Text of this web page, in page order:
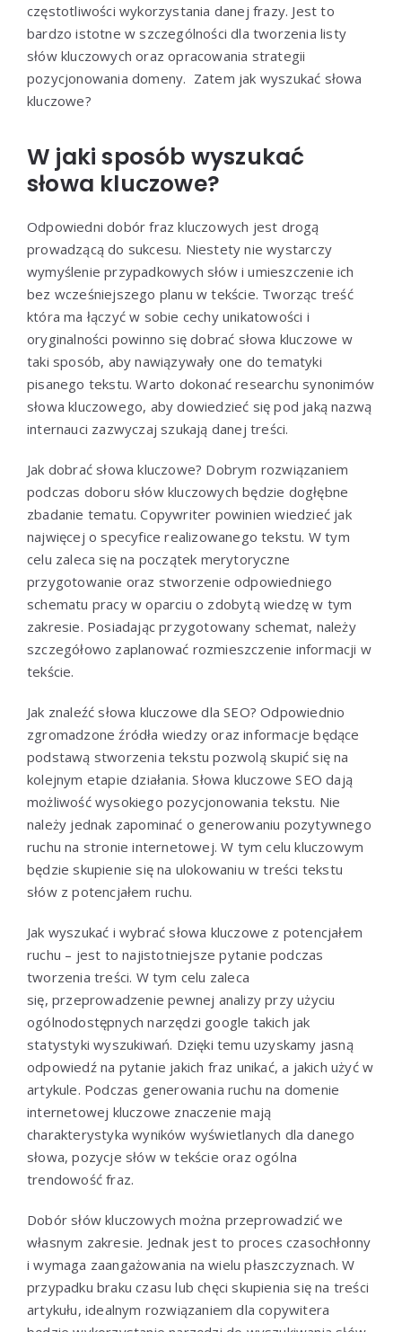
częstotliwości wykorzystania danej frazy. Jest to
bardzo istotne w szczególności dla tworzenia listy
słów kluczowych oraz opracowania strategii
pozycjonowania domeny. Zatem jak wyszukać słowa
kluczowe?
W jaki sposób wyszukać
słowa kluczowe?
Odpowiedni dobór fraz kluczowych jest drogą
prowadzącą do sukcesu. Niestety nie wystarczy
wymyślenie przypadkowych słów i umieszczenie ich
bez wcześniejszego planu w tekście. Tworząc treść
która ma łączyć w sobie cechy unikatowości i
oryginalności powinno się dobrać słowa kluczowe w
taki sposób, aby nawiązywały one do tematyki
pisanego tekstu. Warto dokonać researchu synonimów
słowa kluczowego, aby dowiedzieć się pod jaką nazwą
internauci zazwyczaj szukają danej treści.
Jak dobrać słowa kluczowe? Dobrym rozwiązaniem
podczas doboru słów kluczowych będzie dogłębne
zbadanie tematu. Copywriter powinien wiedzieć jak
najwięcej o specyfice realizowanego tekstu. W tym
celu zaleca się na początek merytoryczne
przygotowanie oraz stworzenie odpowiedniego
schematu pracy w oparciu o zdobytą wiedzę w tym
zakresie. Posiadając przygotowany schemat, należy
szczegółowo zaplanować rozmieszczenie informacji w
tekście.
Jak znaleźć słowa kluczowe dla SEO? Odpowiednio
zgromadzone źródła wiedzy oraz informacje będące
podstawą stworzenia tekstu pozwolą skupić się na
kolejnym etapie działania. Słowa kluczowe SEO dają
możliwość wysokiego pozycjonowania tekstu. Nie
należy jednak zapominać o generowaniu pozytywnego
ruchu na stronie internetowej. W tym celu kluczowym
będzie skupienie się na ulokowaniu w treści tekstu
słów z potencjałem ruchu.
Jak wyszukać i wybrać słowa kluczowe z potencjałem
ruchu – jest to najistotniejsze pytanie podczas
tworzenia treści. W tym celu zaleca
się, przeprowadzenie pewnej analizy przy użyciu
ogólnodostępnych narzędzi google takich jak
statystyki wyszukiwań. Dzięki temu uzyskamy jasną
odpowiedź na pytanie jakich fraz unikać, a jakich użyć w
artykule. Podczas generowania ruchu na domenie
internetowej kluczowe znaczenie mają
charakterystyka wyników wyświetlanych dla danego
słowa, pozycje słów w tekście oraz ogólna
trendowość fraz.
Dobór słów kluczowych można przeprowadzić we
własnym zakresie. Jednak jest to proces czasochłonny
i wymaga zaangażowania na wielu płaszczyznach. W
przypadku braku czasu lub chęci skupienia się na treści
artykułu, idealnym rozwiązaniem dla copywitera